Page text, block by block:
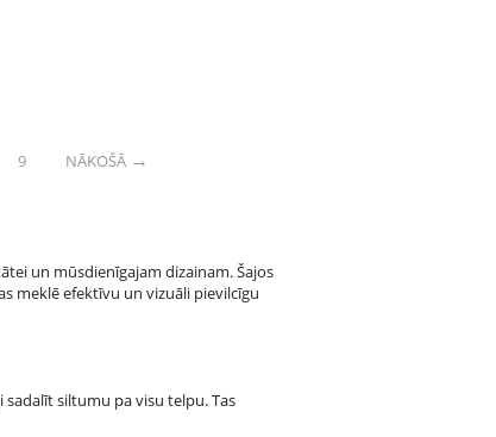
9 NĀKOŠĀ
un mūsdienīgajam dizainam. Šajos
meklē efektīvu un vizuāli pievilcīgu
siltumu pa visu telpu. Tas